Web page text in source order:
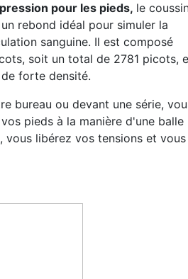
pour les pieds, le
rebond idéal pour simuler la
sanguine. Il est composé
soit un total de 2781 picots,
forte densité.
bureau ou devant une série,
pieds à la manière d'une balle
vous libérez vos tensions et vous